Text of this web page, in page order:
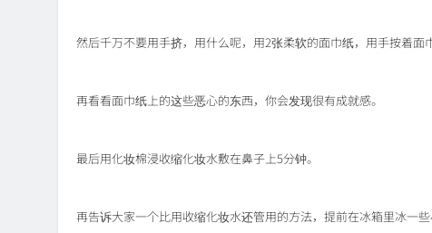
然后千万不要用手挤，用什么呢，用2张柔软的面巾纸，用手按着
再看看面巾纸上的这些恶心的东西，你会发现很有成就感。
最后用化妆棉浸收缩化妆水敷在鼻子上5分钟。
再告诉大家一个比用收缩化妆水还管用的方法，提前在冰箱里冰一